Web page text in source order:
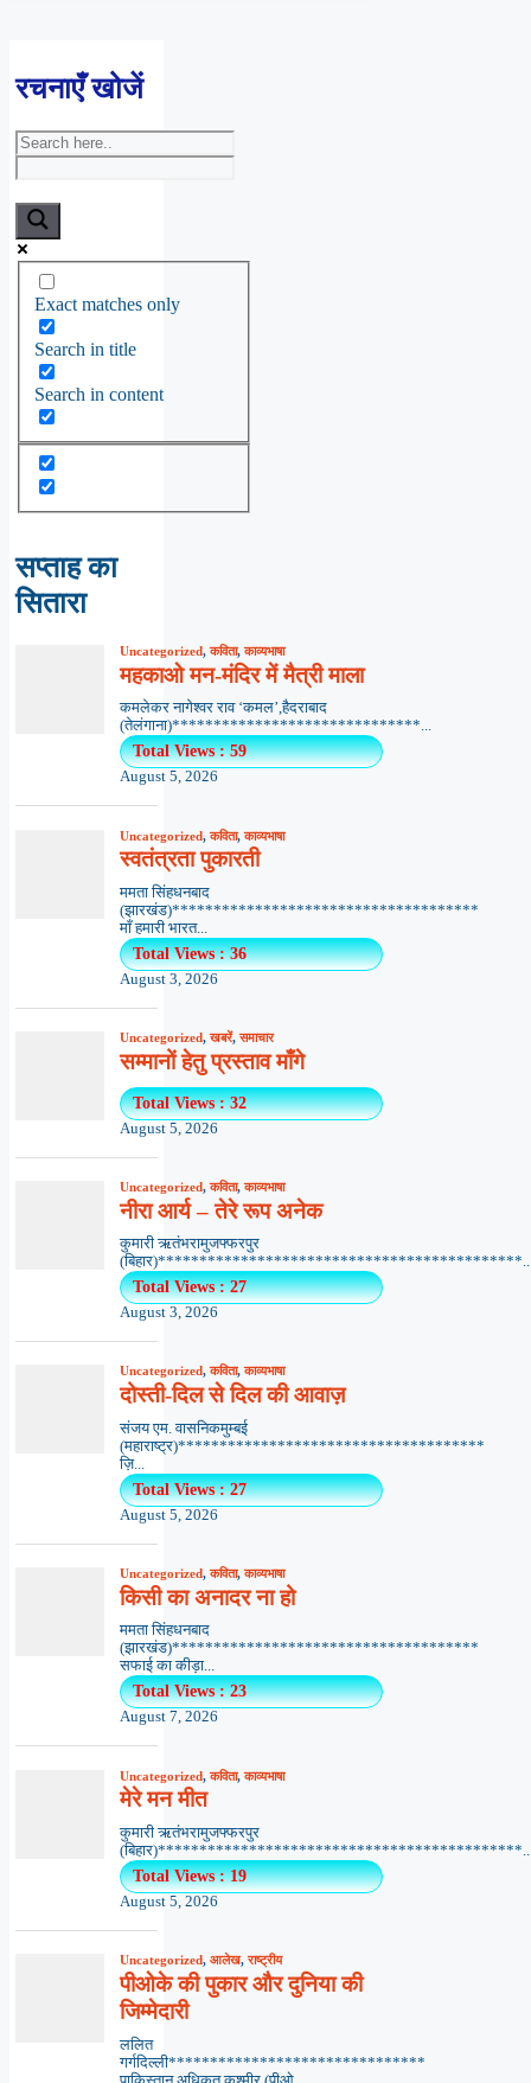
रचनाएँ खोजें
Exact matches only
Search in title
Search in content
सप्ताह का
सितारा
Uncategorized,कविता,काव्यभाषा
महकाओ मन-मंदिर में मैत्री माला
कमलेकर नागेश्वर राव ‘कमल’,हैदराबाद
(तेलंगाना)******************************...
Total Views : 59
August 5, 2026
Uncategorized,कविता,काव्यभाषा
स्वतंत्रता पुकारती
ममता सिंहधनबाद
(झारखंड)*************************************
माँ हमारी भारत...
Total Views : 36
August 3, 2026
Uncategorized,खबरें,समाचार
सम्मानों हेतु प्रस्ताव माँगे
Total Views : 32
August 5, 2026
Uncategorized,कविता,काव्यभाषा
नीरा आर्य – तेरे रूप अनेक
कुमारी ऋतंभरामुजफ्फरपुर
Total Views : 27
August 3, 2026
Uncategorized,कविता,काव्यभाषा
दोस्ती-दिल से दिल की आवाज़
संजय एम. वासनिकमुम्बई
(महाराष्ट्र)*************************************
ज़ि...
Total Views : 27
August 5, 2026
Uncategorized,कविता,काव्यभाषा
किसी का अनादर ना हो
ममता सिंहधनबाद
(झारखंड)*************************************
सफाई का कीड़ा...
Total Views : 23
August 7, 2026
Uncategorized,कविता,काव्यभाषा
मेरे मन मीत
कुमारी ऋतंभरामुजफ्फरपुर
Total Views : 19
August 5, 2026
Uncategorized, आलेख,राष्ट्रीय
पीओके की पुकार और दुनिया की
जिम्मेदारी
ललित
गर्गदिल्ली*******************************